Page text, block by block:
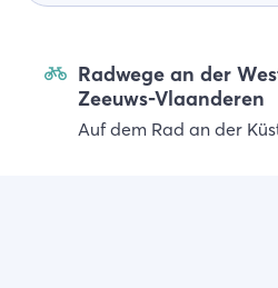
Radwege an der
Zeeuws-Vlaanderen
Auf dem Rad an der